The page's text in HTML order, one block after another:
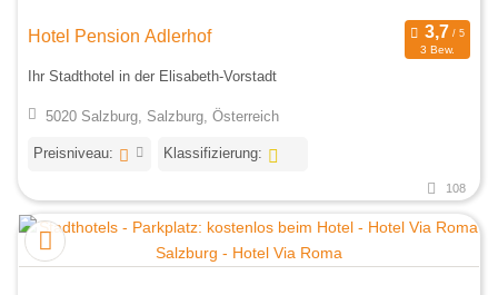
Hotel Pension Adlerhof
3 Bew.
Ihr Stadthotel in der Elisabeth-Vorstadt
5020 Salzburg, Salzburg, Österreich
Preisniveau: Klassifizierung:
108